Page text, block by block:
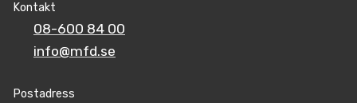
Kontakt
08-600 84 00
info@mfd.se
Postadress